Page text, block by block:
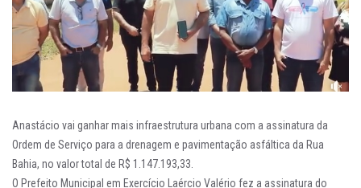
Anastácio vai ganhar mais infraestrutura urbana com a assinatura da
Ordem de Serviço para a drenagem e pavimentação asfáltica da Rua
Bahia, no valor total de R$ 1.147.193,33.
O Prefeito Municipal em Exercício Laércio Valério fez a assinatura do